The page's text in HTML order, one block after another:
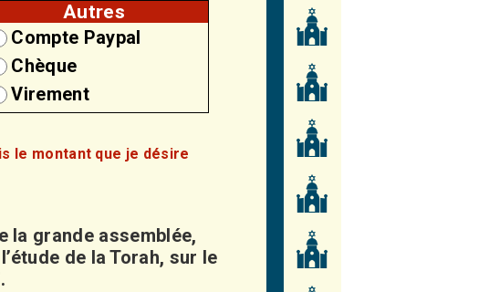
Autres
Compte Paypal
Chèque
Virement
le montant que je désire
la grande assemblée,
de la Torah, sur le